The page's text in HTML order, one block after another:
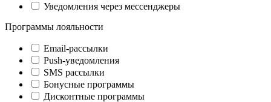
Уведомления через мессенджеры
Программы лояльности
Email-рассылки
Push-уведомления
SMS рассылки
Бонусные программы
Дисконтные программы